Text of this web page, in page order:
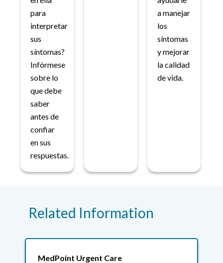
para
interpretar
sus
síntomas?
Infórmese
sobre lo
que debe
saber
antes de
confiar
en sus
respuestas.
a manejar
los
síntomas
y mejorar
la calidad
de vida.
Related Information
MedPoint Urgent Care